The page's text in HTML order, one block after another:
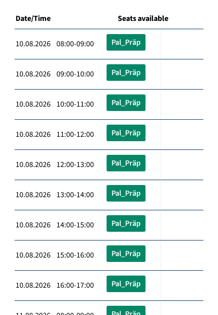
Date/Time Seats available
10.08.2026 08:00-09:00 Pal_Präp
10.08.2026 09:00-10:00 Pal_Präp
10.08.2026 10:00-11:00 Pal_Präp
10.08.2026 11:00-12:00 Pal_Präp
10.08.2026 12:00-13:00 Pal_Präp
10.08.2026 13:00-14:00 Pal_Präp
10.08.2026 14:00-15:00 Pal_Präp
10.08.2026 15:00-16:00 Pal_Präp
10.08.2026 16:00-17:00 Pal_Präp